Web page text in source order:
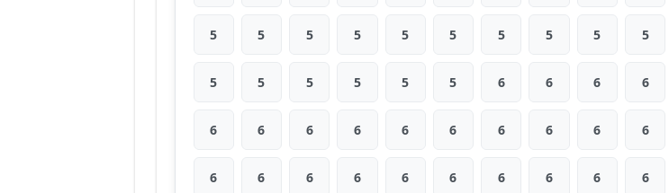
5 5 5 5 5 5 5 5 5 5
5 5 5 5 5 5 6 6 6 6
6 6 6 6 6 6 6 6 6 6
6 6 6 6 6 6 6 6 6 6